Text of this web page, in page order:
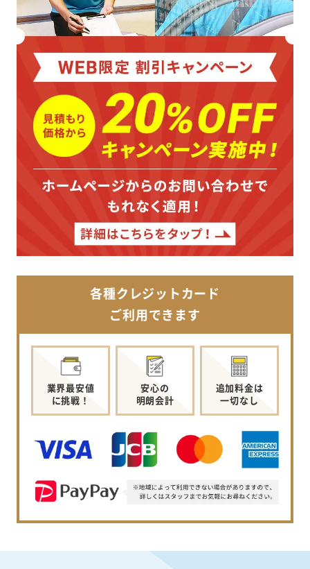
各種クレジットカード
ご利用できます
業界最安値
に挑戦！
安心の
明朗会計
追加料金は
一切なし